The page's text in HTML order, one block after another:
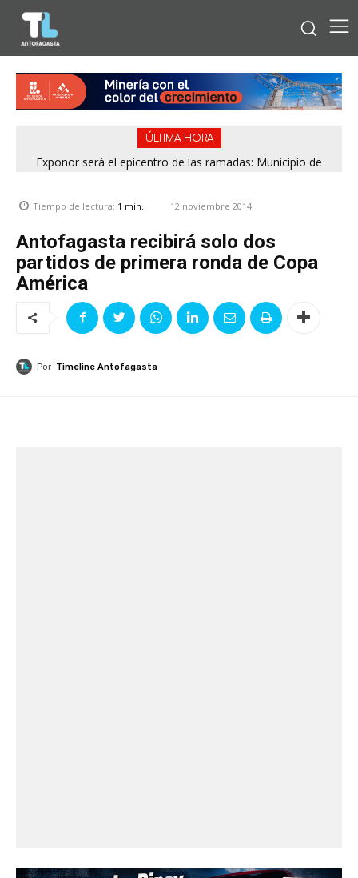
ÚLTIMA HORA
Exponor será el epicentro de las ramadas: Municipio de
Tiempo de lectura: 1 min. 12 noviembre 2014
Antofagasta recibirá solo dos
partidos de primera ronda de Copa
América
Por Timeline Antofagasta